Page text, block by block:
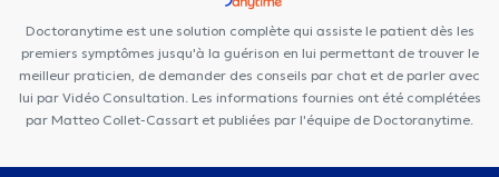
MEDIMARIEN 1
Doctoranytime est une solution complète qui assiste le patient dès les
premiers symptômes jusqu'à la guérison en lui permettant de trouver le
meilleur praticien, de demander des conseils par chat et de parler avec
lui par Vidéo Consultation. Les informations fournies ont été complétées
par Matteo Collet-Cassart et publiées par l'équipe de Doctoranytime.